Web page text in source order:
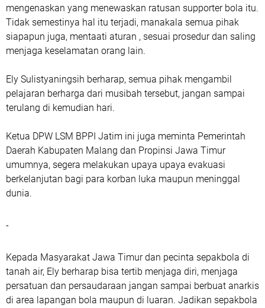
mengenaskan yang menewaskan ratusan supporter bola itu.
Tidak semestinya hal itu terjadi, manakala semua pihak
siapapun juga, mentaati aturan , sesuai prosedur dan saling
menjaga keselamatan orang lain.
Ely Sulistyaningsih berharap, semua pihak mengambil
pelajaran berharga dari musibah tersebut, jangan sampai
terulang di kemudian hari.
Ketua DPW LSM BPPI Jatim ini juga meminta Pemerintah
Daerah Kabupaten Malang dan Propinsi Jawa Timur
umumnya, segera melakukan upaya upaya evakuasi
berkelanjutan bagi para korban luka maupun meninggal
dunia.
-
Kepada Masyarakat Jawa Timur dan pecinta sepakbola di
tanah air, Ely berharap bisa tertib menjaga diri, menjaga
persatuan dan persaudaraan jangan sampai berbuat anarkis
di area lapangan bola maupun di luaran. Jadikan sepakbola